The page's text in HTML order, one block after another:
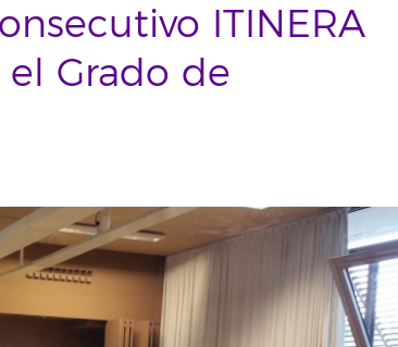
ITINERA
Grado de